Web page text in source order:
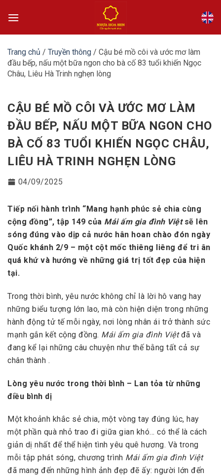
qua
dung
Trang chủ / Truyền thông / Cậu bé mồ côi và ước mơ làm
đầu bếp, nấu một bữa ngon cho bà cố 83 tuổi khiến Ngọc
Châu, Liêu Hà Trinh nghẹn lòng
CẬU BÉ MỒ CÔI VÀ ƯỚC MƠ LÀM
ĐẦU BẾP, NẤU MỘT BỮA NGON CHO
BÀ CỐ 83 TUỔI KHIẾN NGỌC CHÂU,
LIÊU HÀ TRINH NGHẸN LÒNG
04/09/2025
Tiếp nối hành trình “Mang hạnh phúc sẻ chia cùng
cộng đồng”, tập 149 của Mái ấm gia đình Việtsẽ lên
sóng đúng vào dịp cả nước hân hoan chào đón ngày
Quốc khánh 2/9 – một cột mốc thiêng liêng để tri ân
quá khứ và hướng về những giá trị tốt đẹp của hiện
tại.
Trong thời bình, yêu nước không chỉ là lời hô vang hay
những biểu tượng lớn lao, mà còn hiện diện trong những
hành động tử tế mỗi ngày, nơi lòng nhân ái trở thành sức
mạnh gắn kết cộng đồng. Mái ấm gia đình Việtđã và
đang kể lại những câu chuyện như thế bằng tất cả sự
chân thành .
Lòng yêu nước trong thời bình – Lan tỏa từ những
điều bình dị
Một khoảnh khắc sẻ chia, một vòng tay đúng lúc, hay
một phần quà nhỏ trao đi giữa gian khó… có thể là cách
giản dị nhất để thể hiện tình yêu quê hương. Và trong
mỗi tập phát sóng, chương trình Mái ấm gia đình Việt
đã mang đến những hình ảnh đẹp đẽ ấy: người lớn đến